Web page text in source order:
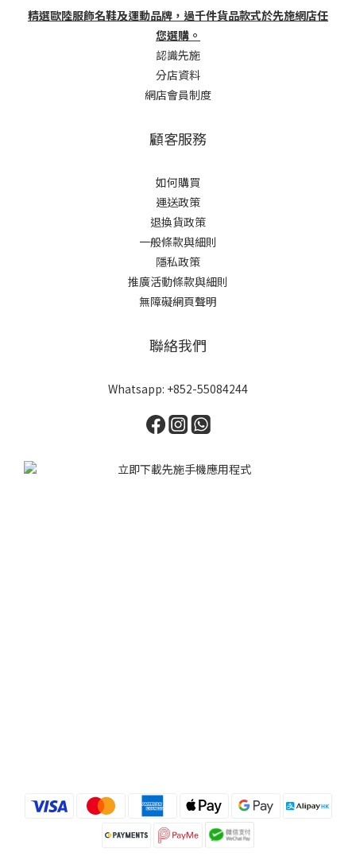
精選歐陸服飾名鞋及運動品牌，過千件貨品款式於先施網店任
您選購。
認識先施
分店資料
網店會員制度
顧客服務
如何購買
運送政策
退換貨政策
一般條款與細則
隱私政策
推廣活動條款與細則
無障礙網頁聲明
聯絡我們
Whatsapp: +852-55084244